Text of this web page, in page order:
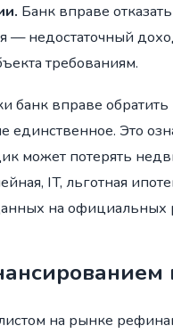
Банк вправе
— недостаточный
требованиям.
банк вправе
Это
может потерять
IT, льготная
на официальных
на рынке